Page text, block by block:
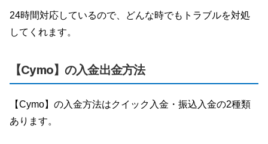
24時間対応しているので、どんな時でもトラブルを対処
してくれます。
【Cymo】の入金出金方法
【Cymo】の入金方法はクイック入金・振込入金の2種類
あります。